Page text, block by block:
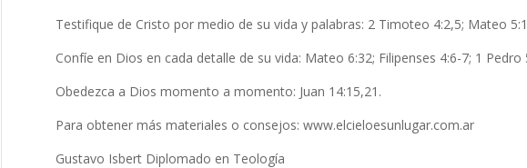
Testifique de Cristo por medio de su vida y palabras: 2 Timoteo 4:2,5; Mateo
Confíe en Dios en cada detalle de su vida: Mateo 6:32; Filipenses 4:6-7; 1 Pedro
Obedezca a Dios momento a momento: Juan 14:15,21.
Para obtener más materiales o consejos: www.elcieloesunlugar.com.ar
Gustavo Isbert Diplomado en Teología